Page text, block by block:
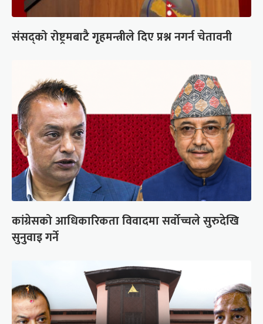
संसद्को रोष्ट्रमबाटै गृहमन्त्रीले दिए प्रश्न नगर्न चेतावनी
कांग्रेसको आधिकारिकता विवादमा सर्वोच्चले सुरुदेखि
सुनुवाइ गर्ने